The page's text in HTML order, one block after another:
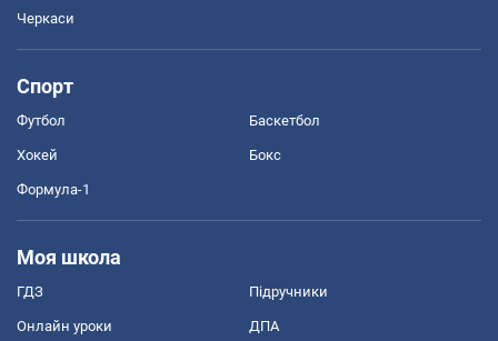
Черкаси
Спорт
Футбол Баскетбол
Хокей Бокс
Формула-1
Моя школа
ГДЗ Підручники
Онлайн уроки ДПА